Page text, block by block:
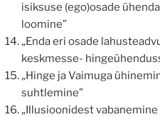
isiksuse (ego)osade
loomine”
„Enda eri osade
keskmesse-
„Hinge ja Vaimuga
suhtlemine”
„Illusioonidest